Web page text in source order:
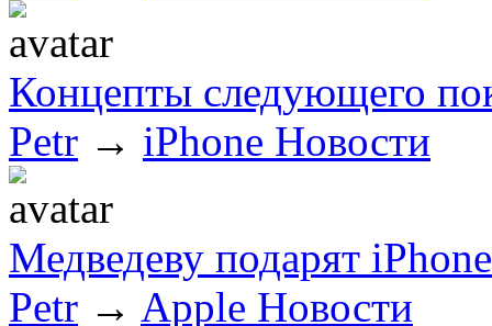
Концепты следующего
Petr → iPhone Новости
Медведеву подарят
Petr → Apple Новости